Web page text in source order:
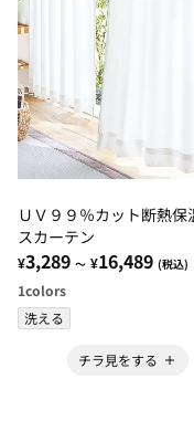
ＵＶ９９％カット断熱保
スカーテン
¥3,289 ～ ¥16,489 (税込)
1colors
洗える
チラ見をする